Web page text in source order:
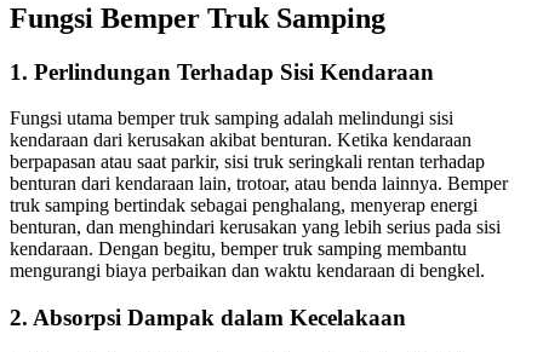
Fungsi Bemper Truk Samping
1. Perlindungan Terhadap Sisi Kendaraan
Fungsi utama bemper truk samping adalah melindungi sisi
kendaraan dari kerusakan akibat benturan. Ketika kendaraan
berpapasan atau saat parkir, sisi truk seringkali rentan terhadap
benturan dari kendaraan lain, trotoar, atau benda lainnya. Bemper
truk samping bertindak sebagai penghalang, menyerap energi
benturan, dan menghindari kerusakan yang lebih serius pada sisi
kendaraan. Dengan begitu, bemper truk samping membantu
mengurangi biaya perbaikan dan waktu kendaraan di bengkel.
2. Absorpsi Dampak dalam Kecelakaan